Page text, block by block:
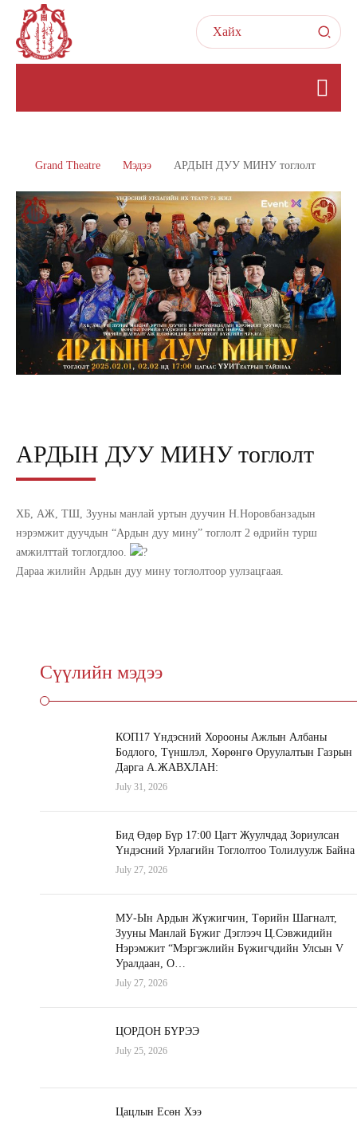
Grand Theatre Мэдээ АРДЫН ДУУ МИНУ тоглолт
АРДЫН ДУУ МИНУ тоглолт
ХБ, АЖ, ТШ, Зууны манлай уртын дуучин Н.Норовбанзадын
нэрэмжит дуучдын “Ардын дуу мину” тоглолт 2 өдрийн турш
амжилттай тоглогдлоо.
Дараа жилийн Ардын дуу мину тоглолтоор уулзацгаая.
Сүүлийн мэдээ
КОП17 Үндэсний Хорооны Ажлын Албаны
Бодлого, Түншлэл, Хөрөнгө Оруулалтын Газрын
Дарга А.ЖАВХЛАН:
July 31, 2026
Бид Өдөр Бүр 17:00 Цагт Жуулчдад Зориулсан
Үндэсний Урлагийн Тоглолтоо Толилуулж Байна
July 27, 2026
МУ-Ын Ардын Жүжигчин, Төрийн Шагналт,
Зууны Манлай Бүжиг Дэглээч Ц.Сэвжидийн
Нэрэмжит “Мэргэжлийн Бүжигчдийн Улсын V
Уралдаан, О…
July 27, 2026
ЦОРДОН БҮРЭЭ
July 25, 2026
Цацлын Есөн Хээ